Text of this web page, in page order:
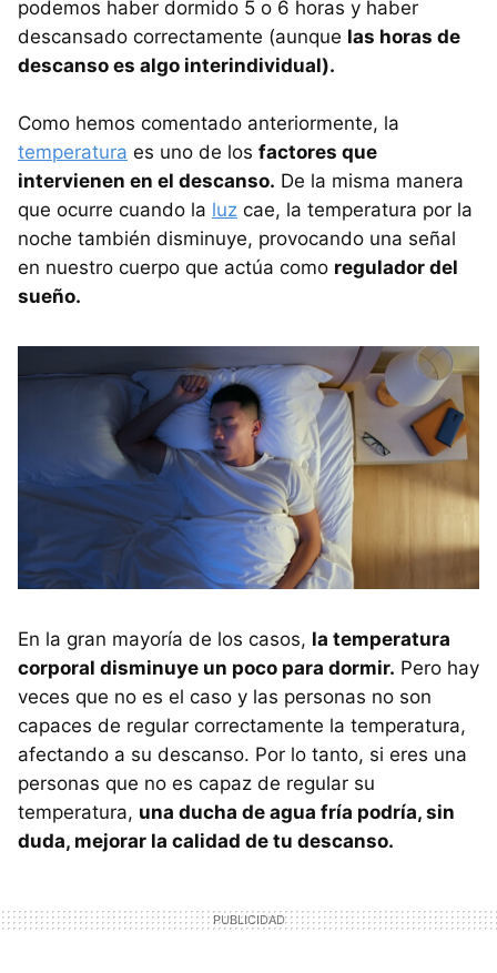
podemos haber dormido 5 o 6 horas y haber
descansado correctamente (aunque las horas de
descanso es algo interindividual).
Como hemos comentado anteriormente, la
temperatura es uno de los factores que
intervienen en el descanso. De la misma manera
que ocurre cuando la luz cae, la temperatura por la
noche también disminuye, provocando una señal
en nuestro cuerpo que actúa como regulador del
sueño.
En la gran mayoría de los casos, la temperatura
corporal disminuye un poco para dormir. Pero hay
veces que no es el caso y las personas no son
capaces de regular correctamente la temperatura,
afectando a su descanso. Por lo tanto, si eres una
personas que no es capaz de regular su
temperatura, una ducha de agua fría podría, sin
duda, mejorar la calidad de tu descanso.